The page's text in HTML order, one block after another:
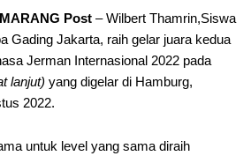
Post – Wilbert Thamrin,Siswa
Gading Jakarta, raih gelar juara kedua
Jerman Internasional 2022 pada
lanjut) yang digelar di Hamburg,
2022.
untuk level yang sama diraih